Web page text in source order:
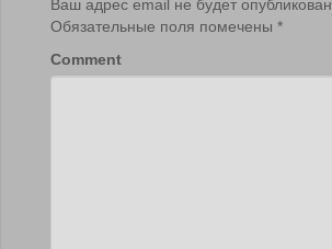
Ваш адрес email не будет опубликован.
Обязательные поля помечены *
Comment